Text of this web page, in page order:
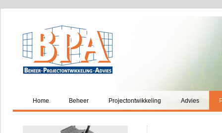
Home Beheer Projectontwikkeling Advies